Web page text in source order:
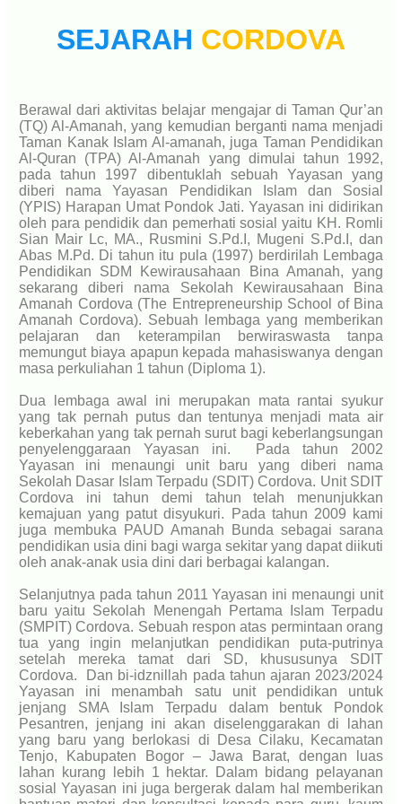
SEJARAH CORDOVA
Berawal dari aktivitas belajar mengajar di Taman Qur’an
(TQ) Al-Amanah, yang kemudian berganti nama menjadi
Taman Kanak Islam Al-amanah, juga Taman Pendidikan
Al-Quran (TPA) Al-Amanah yang dimulai tahun 1992,
pada tahun 1997 dibentuklah sebuah Yayasan yang
diberi nama Yayasan Pendidikan Islam dan Sosial
(YPIS) Harapan Umat Pondok Jati. Yayasan ini didirikan
oleh para pendidik dan pemerhati sosial yaitu KH. Romli
Sian Mair Lc, MA., Rusmini S.Pd.I, Mugeni S.Pd.I, dan
Abas M.Pd. Di tahun itu pula (1997) berdirilah Lembaga
Pendidikan SDM Kewirausahaan Bina Amanah, yang
sekarang diberi nama Sekolah Kewirausahaan Bina
Amanah Cordova (The Entrepreneurship School of Bina
Amanah Cordova). Sebuah lembaga yang memberikan
pelajaran dan keterampilan berwiraswasta tanpa
memungut biaya apapun kepada mahasiswanya dengan
masa perkuliahan 1 tahun (Diploma 1).
Dua lembaga awal ini merupakan mata rantai syukur
yang tak pernah putus dan tentunya menjadi mata air
keberkahan yang tak pernah surut bagi keberlangsungan
penyelenggaraan Yayasan ini.
Pada tahun 2002
Yayasan ini menaungi unit baru yang diberi nama
Sekolah Dasar Islam Terpadu (SDIT) Cordova. Unit SDIT
Cordova ini tahun demi tahun telah menunjukkan
kemajuan yang patut disyukuri.
Pada tahun 2009 kami
juga membuka PAUD Amanah Bunda sebagai sarana
pendidikan usia dini bagi warga sekitar yang dapat diikuti
oleh anak-anak usia dini dari berbagai kalangan.
Selanjutnya pada tahun 2011 Yayasan ini menaungi unit
baru yaitu Sekolah Menengah Pertama Islam Terpadu
(SMPIT) Cordova. Sebuah respon atas permintaan orang
tua yang ingin melanjutkan pendidikan puta-putrinya
setelah mereka tamat dari SD, khususunya SDIT
Cordova.
Dan bi-idznillah pada tahun ajaran 2023/2024
Yayasan ini menambah satu unit pendidikan untuk
jenjang SMA Islam Terpadu dalam bentuk Pondok
Pesantren, jenjang ini akan diselenggarakan di lahan
yang baru yang berlokasi di Desa Cilaku, Kecamatan
Tenjo, Kabupaten Bogor – Jawa Barat, dengan luas
lahan kurang lebih 1 hektar.
Dalam bidang pelayanan
sosial Yayasan ini juga bergerak dalam hal memberikan